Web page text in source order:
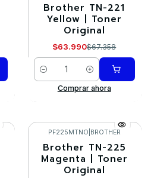
-5%
Brother TN-221
Yellow | Toner
Original
$63.990$67.358
Cantidad
Comprar ahora
-5%
PF225MTNO BROTHER
Brother TN-225
Magenta | Toner
Original